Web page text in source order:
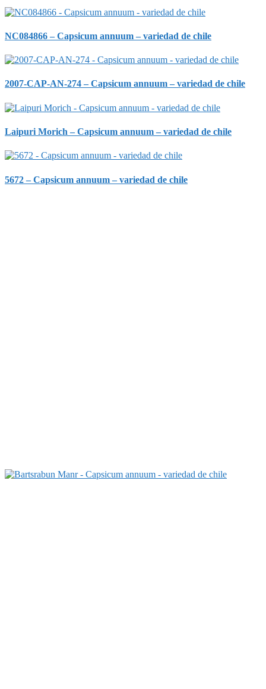
NC084866 – Capsicum annuum – variedad de chile
2007-CAP-AN-274 – Capsicum annuum – variedad de chile
Laipuri Morich – Capsicum annuum – variedad de chile
5672 – Capsicum annuum – variedad de chile